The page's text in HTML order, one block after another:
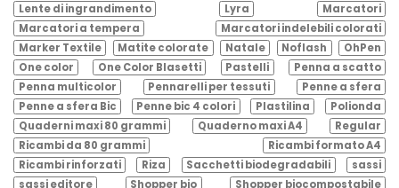
Lente di ingrandimento
Lyra
Marcatori
Marcatori a tempera
Marcatori indelebili colorati
Marker Textile
Matite colorate Natale Noflash
OhPen
One color
One Color Blasetti Pastelli
Penna a scatto
Penna multicolor
Pennarelli per tessuti
Penne a sfera
Penne a sfera Bic
Penne bic 4 colori Plastilina
Polionda
Quaderni maxi 80 grammi
Quaderno maxi A4
Regular
Ricambi da 80 grammi
Ricambi formato A4
Ricambi rinforzati
Riza Sacchetti biodegradabili
sassi
sassi editore
Shopper bio
Shopper biocompostabile